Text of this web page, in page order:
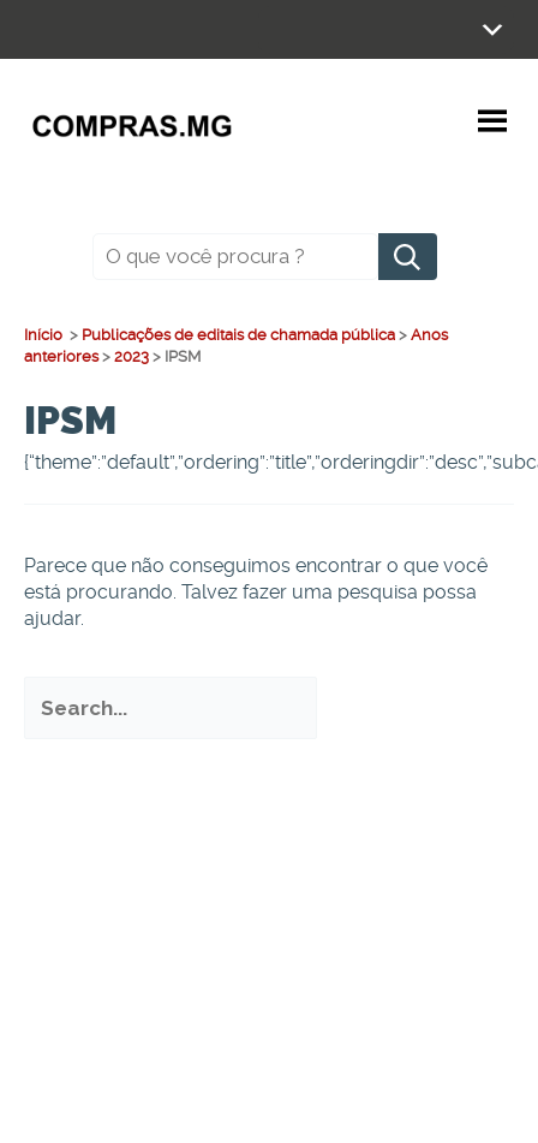
Pesquisar
Início > Publicações de editais de chamada pública > Anos
anteriores> 2023 > IPSM
IPSM
Parece que não conseguimos encontrar o que você
está procurando. Talvez fazer uma pesquisa possa
ajudar.
por: